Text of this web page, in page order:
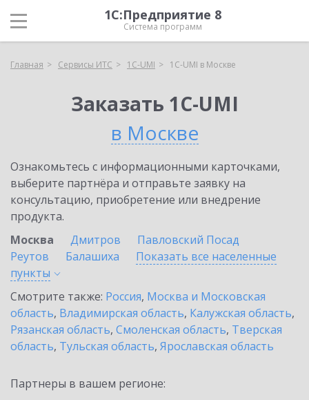
1С:Предприятие 8
Система программ
Главная Сервисы ИТС 1C-UMI 1C-UMI в Москве
Заказать 1C-UMI
в Москве
Ознакомьтесь с информационными карточками,
выберите партнёра и отправьте заявку на
консультацию, приобретение или внедрение
продукта.
Москва
Дмитров
Павловский Посад
Реутов
Балашиха
Показать все населенные
пункты
Смотрите также: Россия, Москва и Московская
область, Владимирская область, Калужская область,
Рязанская область, Смоленская область, Тверская
область, Тульская область, Ярославская область
Партнеры в вашем регионе: